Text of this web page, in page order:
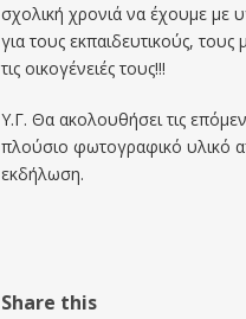
σχολική χρονιά να έχουμε με
για τους εκπαιδευτικούς, τους
τις οικογένειές τους!!!
Υ.Γ. Θα ακολουθήσει τις
πλούσιο φωτογραφικό υλικό
εκδήλωση.
Share this